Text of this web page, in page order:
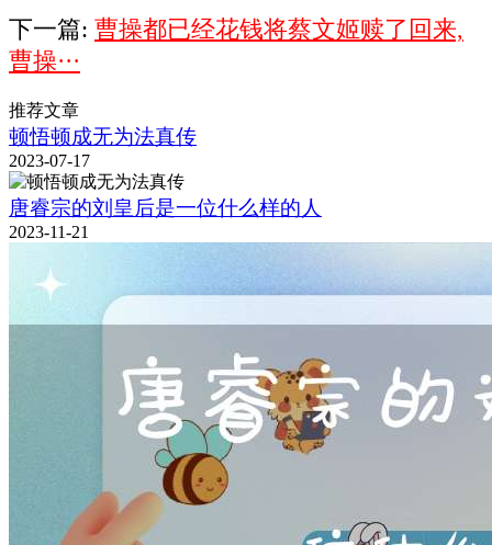
下一篇: 曹操都已经花钱将蔡文姬赎了回来,
曹操···
推荐文章
顿悟顿成无为法真传
2023-07-17
唐睿宗的刘皇后是一位什么样的人
2023-11-21